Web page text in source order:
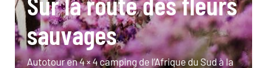
sauvages
Autotour en 4 × 4 camping de l’Afrique du Sud à la